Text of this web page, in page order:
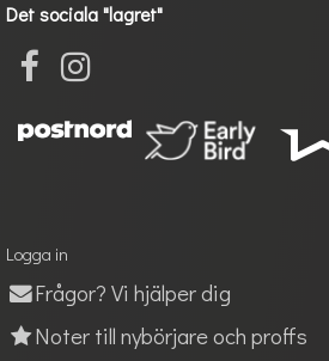
Det sociala "lagret"
Logga in
Frågor? Vi hjälper dig
Noter till nybörjare och proffs